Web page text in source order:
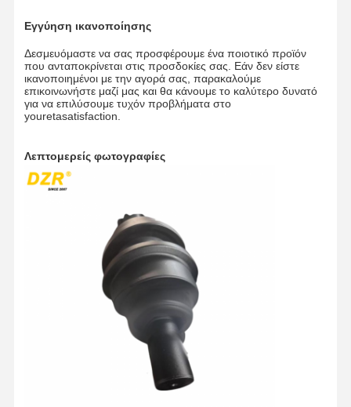
Διαγραμμιστής διαδρομής
Μπουλόνια τροχιάς
Εγκαταστάσεις εξορυκτών
Κουβάς εκσκαφέα
Δόντια από κουβά
Δοζερ Κόψιμο
Βραχίονας εκσκαφέων
Πατήστε την καρφίτσα
Γυρίζοντας συμπεριφορά
Εγγύηση ικανοποίησης
Δεσμευόμαστε να σας προσφέρουμε ένα ποιοτικό προϊόν
που ανταποκρίνεται στις προσδοκίες σας. Εάν δεν είστε
ικανοποιημένοι με την αγορά σας, παρακαλούμε
επικοινωνήστε μαζί μας και θα κάνουμε το καλύτερο δυνατό
για να επιλύσουμε τυχόν προβλήματα στο
youretasatisfaction.
Λεπτομερείς φωτογραφίες